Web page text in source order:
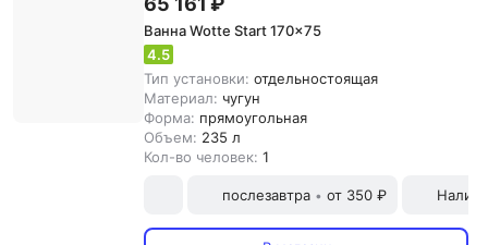
Ванна Wotte Start 170x75
4.5
Тип установки: отдельностоящая
Материал: чугун
Форма: прямоугольная
Объем: 235 л
Кол-во человек: 1
послезавтра • от 350 ₽